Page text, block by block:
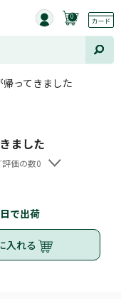
0
ってきました
ました
評価の数0
で出荷
入れる